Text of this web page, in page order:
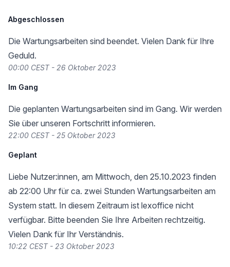
Abgeschlossen
Die Wartungsarbeiten sind beendet. Vielen Dank für Ihre
Geduld.
00:00 CEST - 26 Oktober 2023
Im Gang
Die geplanten Wartungsarbeiten sind im Gang. Wir werden
Sie über unseren Fortschritt informieren.
22:00 CEST - 25 Oktober 2023
Geplant
Liebe Nutzer:innen, am Mittwoch, den 25.10.2023 finden
ab 22:00 Uhr für ca. zwei Stunden Wartungsarbeiten am
System statt. In diesem Zeitraum ist lexoffice nicht
verfügbar. Bitte beenden Sie Ihre Arbeiten rechtzeitig.
Vielen Dank für Ihr Verständnis.
10:22 CEST - 23 Oktober 2023